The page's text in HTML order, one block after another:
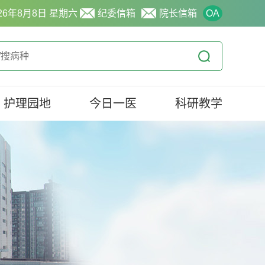
年8月8日 星期六 纪委信箱 院长信箱 OA
护理园地 今日一医 科研教学